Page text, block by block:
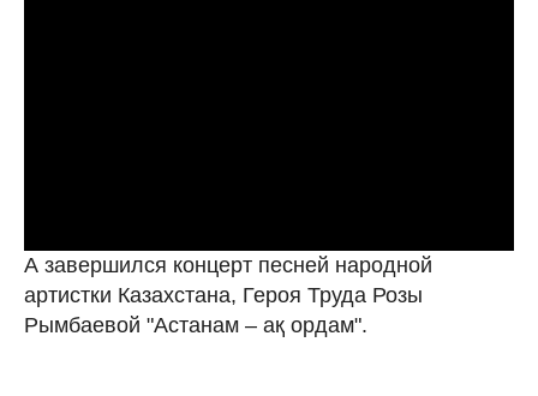
А завершился концерт песней народной
артистки Казахстана, Героя Труда Розы
Рымбаевой "Астанам – ақ ордам".